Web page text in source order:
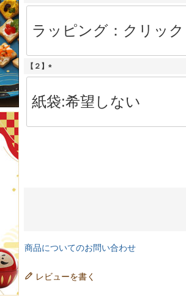
(
須
【２】
(
須
商品についてのお問い合わせ
レビューを書く